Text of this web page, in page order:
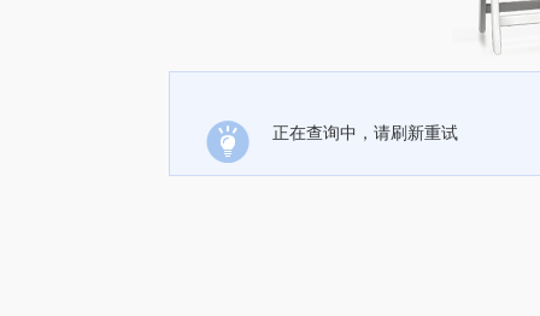
正在查询中，请刷新重试